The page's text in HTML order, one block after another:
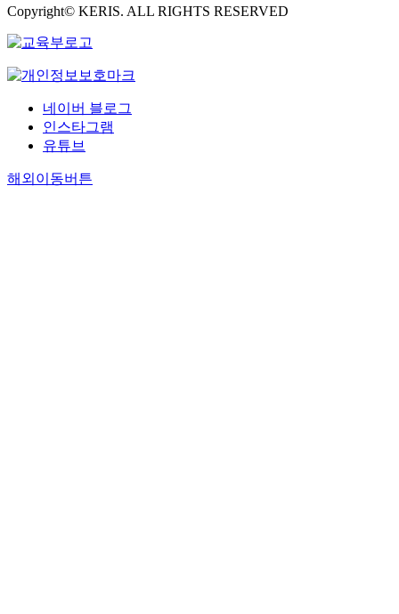
Copyright© KERIS. ALL RIGHTS RESERVED
네이버 블로그
인스타그램
유튜브
해외이동버튼